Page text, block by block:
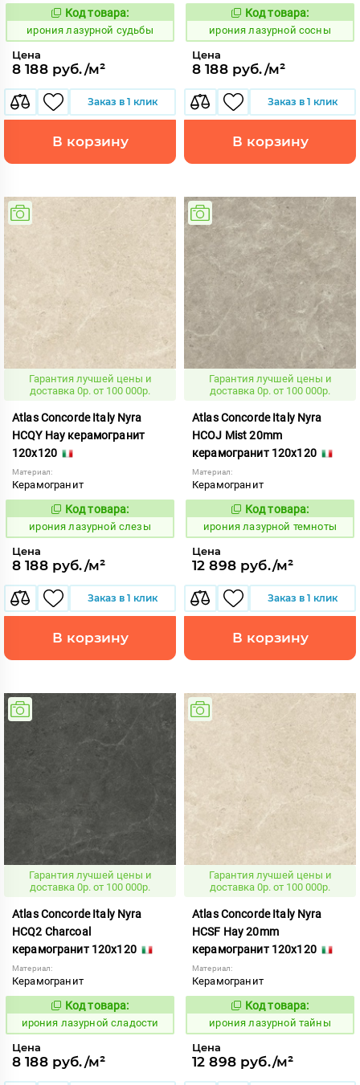
1098974
Код товара:
ирония лазурной судьбы
Цена
8 188 руб./м²
Заказ в 1 клик
В корзину
1098972
Код товара:
ирония лазурной сосны
Цена
8 188 руб./м²
Заказ в 1 клик
В корзину
Гарантия лучшей цены и
доставка 0р. от 100 000р.
Atlas Concorde Italy Nyra
HCQY Hay керамогранит
120x120
Материал:
Керамогранит
1098971
Код товара:
ирония лазурной слезы
Цена
8 188 руб./м²
Заказ в 1 клик
В корзину
Гарантия лучшей цены и
доставка 0р. от 100 000р.
Atlas Concorde Italy Nyra
HCOJ Mist 20mm
керамогранит 120x120
Материал:
Керамогранит
1098977
Код товара:
ирония лазурной темноты
Цена
12 898 руб./м²
Заказ в 1 клик
В корзину
Гарантия лучшей цены и
доставка 0р. от 100 000р.
Atlas Concorde Italy Nyra
HCQ2 Charcoal
керамогранит 120x120
Материал:
Керамогранит
1098970
Код товара:
ирония лазурной сладости
Цена
8 188 руб./м²
Гарантия лучшей цены и
доставка 0р. от 100 000р.
Atlas Concorde Italy Nyra
HCSF Hay 20mm
керамогранит 120x120
Материал:
Керамогранит
1098976
Код товара:
ирония лазурной тайны
Цена
12 898 руб./м²